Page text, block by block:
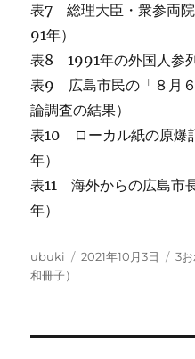
表7 総理大臣・衆参両院
91年）
表8 1991年の外国人参
表9 広島市民の「８月
論調査の結果）
表10 ローカル紙の原爆
年）
表11 海外からの広島市
年）
投
稿
ubuki
投
2021年10月3日
カ
3
和冊子）